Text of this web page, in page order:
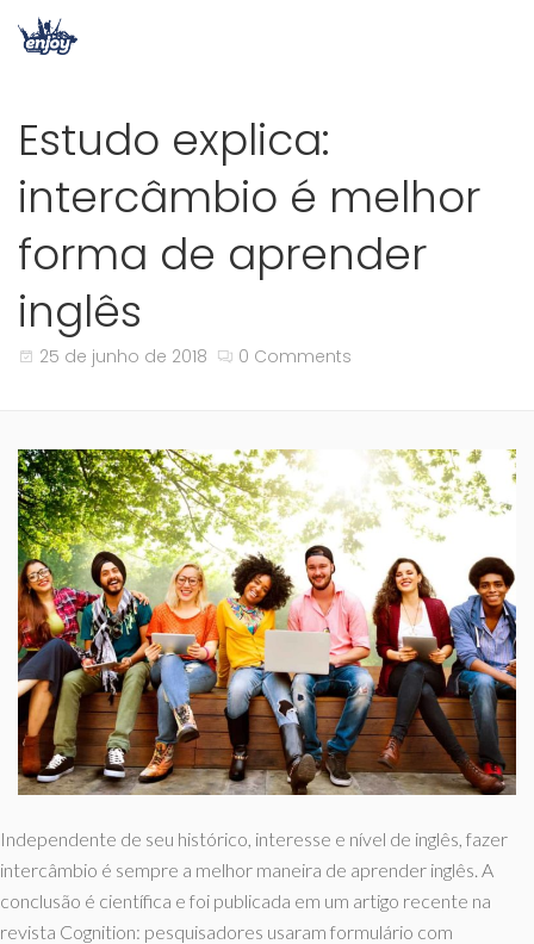
Estudo explica:
intercâmbio é melhor
forma de aprender
inglês
25 de junho de 2018 0 Comments
Independente de seu histórico, interesse e nível de inglês, fazer
intercâmbio é sempre a melhor maneira de aprender inglês. A
conclusão é científica e foi publicada em um artigo recente na
revista Cognition: pesquisadores usaram formulário com